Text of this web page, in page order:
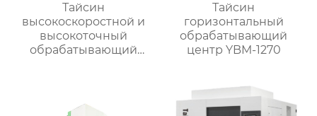
Тайсин
высокоскоростной и
высокоточный
обрабатывающий
Тайсин
горизонтальный
обрабатывающий
центр YBM-1270